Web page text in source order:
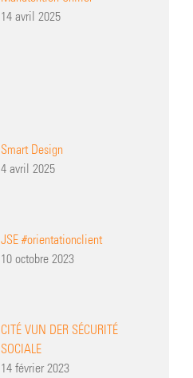
14 avril 2025
Smart Design
4 avril 2025
JSE #orientationclient
10 octobre 2023
CITÉ VUN DER SÉCURITÉ
SOCIALE
14 février 2023